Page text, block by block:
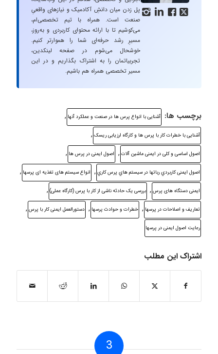
   
پل زدن میان دانشِ آکادمیک و نیازهای واقعیِ
صنعت است. همراه با تیم تخصصی‌ام،
می‌کوشیم تا با ارائه محتوای کاربردی و به‌روز،
مسیرِ رشد حرفه‌ای شما را هموارتر کنیم.
خوشحال می‌شوم در صفحه لینکدین،
تجربیاتمان را به اشتراک بگذاریم و در این
مسیر تخصصی همراه هم باشیم.
برچسب ها: آشنایی با انواع پرس ها در صنعت و عملکرد آنها ,
آشنایی با خطرات کار با پرس ها و کارگاه ارزیابی ریسک ,
اصول اساسی و کلی در ایمنی ماشین آلات , اصول ایمنی در پرس ها ,
اصول ایمنی کاربردي رباتها در سیستم هاي پرس کاري , انواع سیستم های تغذیه ای پرسها ,
ایمنی دستگاه های پرس , بررسی یک حادثه ناشی از کار با پرس (کارگاه عملی) ,
تعاریف و اصلاحات در پرسها , خطرات و حوادث پرسها , دستورالعمل ایمنی کار با پرس ,
رعایت اصول ایمنی در پرسها
اشتراک این مطلب
3